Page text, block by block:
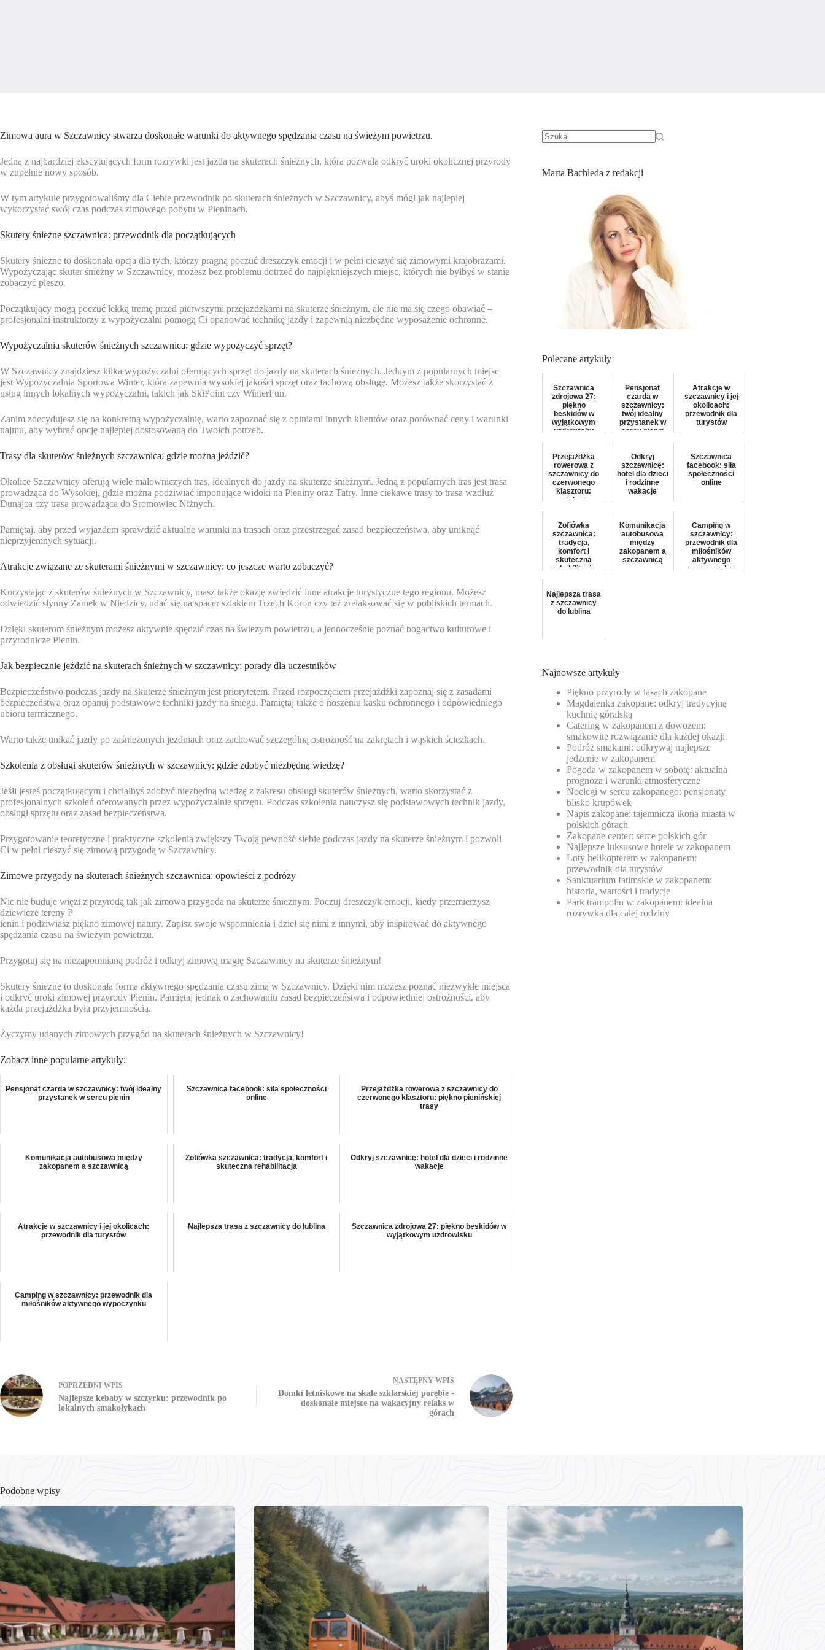
Zimowa aura w Szczawnicy stwarza doskonałe warunki do aktywnego spędzania czasu na świeżym powietrzu.
Jedną z najbardziej ekscytujących form rozrywki jest jazda na skuterach śnieżnych, która pozwala odkryć uroki okolicznej przyrody
w zupełnie nowy sposób.
W tym artykule przygotowaliśmy dla Ciebie przewodnik po skuterach śnieżnych w Szczawnicy, abyś mógł jak najlepiej
wykorzystać swój czas podczas zimowego pobytu w Pieninach.
Skutery śnieżne szczawnica: przewodnik dla początkujących
Skutery śnieżne to doskonała opcja dla tych, którzy pragną poczuć dreszczyk emocji i w pełni cieszyć się zimowymi krajobrazami.
Wypożyczając skuter śnieżny w Szczawnicy, możesz bez problemu dotrzeć do najpiękniejszych miejsc, których nie byłbyś w stanie
zobaczyć pieszo.
Początkujący mogą poczuć lekką tremę przed pierwszymi przejażdżkami na skuterze śnieżnym, ale nie ma się czego obawiać –
profesjonalni instruktorzy z wypożyczalni pomogą Ci opanować technikę jazdy i zapewnią niezbędne wyposażenie ochronne.
Wypożyczalnia skuterów śnieżnych szczawnica: gdzie wypożyczyć sprzęt?
W Szczawnicy znajdziesz kilka wypożyczalni oferujących sprzęt do jazdy na skuterach śnieżnych. Jednym z popularnych miejsc
jest Wypożyczalnia Sportowa Winter, która zapewnia wysokiej jakości sprzęt oraz fachową obsługę. Możesz także skorzystać z
usług innych lokalnych wypożyczalni, takich jak SkiPoint czy WinterFun.
Zanim zdecydujesz się na konkretną wypożyczalnię, warto zapoznać się z opiniami innych klientów oraz porównać ceny i warunki
najmu, aby wybrać opcję najlepiej dostosowaną do Twoich potrzeb.
Trasy dla skuterów śnieżnych szczawnica: gdzie można jeździć?
Okolice Szczawnicy oferują wiele malowniczych tras, idealnych do jazdy na skuterze śnieżnym. Jedną z popularnych tras jest trasa
prowadząca do Wysokiej, gdzie można podziwiać imponujące widoki na Pieniny oraz Tatry. Inne ciekawe trasy to trasa wzdłuż
Dunajca czy trasa prowadząca do Sromowiec Niżnych.
Pamiętaj, aby przed wyjazdem sprawdzić aktualne warunki na trasach oraz przestrzegać zasad bezpieczeństwa, aby uniknąć
nieprzyjemnych sytuacji.
Atrakcje związane ze skuterami śnieżnymi w szczawnicy: co jeszcze warto zobaczyć?
Korzystając z skuterów śnieżnych w Szczawnicy, masz także okazję zwiedzić inne atrakcje turystyczne tego regionu. Możesz
odwiedzić słynny Zamek w Niedzicy, udać się na spacer szlakiem Trzech Koron czy też zrelaksować się w pobliskich termach.
Dzięki skuterom śnieżnym możesz aktywnie spędzić czas na świeżym powietrzu, a jednocześnie poznać bogactwo kulturowe i
przyrodnicze Pienin.
Jak bezpiecznie jeździć na skuterach śnieżnych w szczawnicy: porady dla uczestników
Bezpieczeństwo podczas jazdy na skuterze śnieżnym jest priorytetem. Przed rozpoczęciem przejażdżki zapoznaj się z zasadami
bezpieczeństwa oraz opanuj podstawowe techniki jazdy na śniegu. Pamiętaj także o noszeniu kasku ochronnego i odpowiedniego
ubioru termicznego.
Warto także unikać jazdy po zaśnieżonych jezdniach oraz zachować szczególną ostrożność na zakrętach i wąskich ścieżkach.
Szkolenia z obsługi skuterów śnieżnych w szczawnicy: gdzie zdobyć niezbędną wiedzę?
Jeśli jesteś początkującym i chciałbyś zdobyć niezbędną wiedzę z zakresu obsługi skuterów śnieżnych, warto skorzystać z
profesjonalnych szkoleń oferowanych przez wypożyczalnie sprzętu. Podczas szkolenia nauczysz się podstawowych technik jazdy,
obsługi sprzętu oraz zasad bezpieczeństwa.
Przygotowanie teoretyczne i praktyczne szkolenia zwiększy Twoją pewność siebie podczas jazdy na skuterze śnieżnym i pozwoli
Ci w pełni cieszyć się zimową przygodą w Szczawnicy.
Zimowe przygody na skuterach śnieżnych szczawnica: opowieści z podróży
Nic nie buduje więzi z przyrodą tak jak zimowa przygoda na skuterze śnieżnym. Poczuj dreszczyk emocji, kiedy przemierzysz
dziewicze tereny P
ienin i podziwiasz piękno zimowej natury. Zapisz swoje wspomnienia i dziel się nimi z innymi, aby inspirować do aktywnego
spędzania czasu na świeżym powietrzu.
Przygotuj się na niezapomnianą podróż i odkryj zimową magię Szczawnicy na skuterze śnieżnym!
Skutery śnieżne to doskonała forma aktywnego spędzania czasu zimą w Szczawnicy. Dzięki nim możesz poznać niezwykłe miejsca
i odkryć uroki zimowej przyrody Pienin. Pamiętaj jednak o zachowaniu zasad bezpieczeństwa i odpowiedniej ostrożności, aby
każda przejażdżka była przyjemnością.
Życzymy udanych zimowych przygód na skuterach śnieżnych w Szczawnicy!
Zobacz inne popularne artykuły:
Pensjonat czarda w szczawnicy: twój idealny
przystanek w sercu pienin
Szczawnica facebook: siła społeczności
online
Przejażdżka rowerowa z szczawnicy do
czerwonego klasztoru: piękno pienińskiej
trasy
Komunikacja autobusowa między
zakopanem a szczawnicą
Zofiówka szczawnica: tradycja, komfort i
skuteczna rehabilitacja
Odkryj szczawnicę: hotel dla dzieci i rodzinne
wakacje
Atrakcje w szczawnicy i jej okolicach:
przewodnik dla turystów
Najlepsza trasa z szczawnicy do lublina
Szczawnica zdrojowa 27: piękno beskidów w
wyjątkowym uzdrowisku
Camping w szczawnicy: przewodnik dla
miłośników aktywnego wypoczynku
POPRZEDNI WPIS
Najlepsze kebaby w szczyrku: przewodnik po
lokalnych smakołykach
NASTĘPNY WPIS
Domki letniskowe na skale szklarskiej porębie -
doskonałe miejsce na wakacyjny relaks w
górach
Marta Bachleda z redakcji
Polecane artykuły
Szczawnica
zdrojowa 27:
piękno
beskidów w
wyjątkowym
uzdrowisku
Pensjonat
czarda w
szczawnicy:
twój idealny
przystanek w
sercu pienin
Atrakcje w
szczawnicy i jej
okolicach:
przewodnik dla
turystów
Przejażdżka
rowerowa z
szczawnicy do
czerwonego
klasztoru:
piękno
Odkryj
szczawnicę:
hotel dla dzieci
i rodzinne
wakacje
Szczawnica
facebook: siła
społeczności
online
Zofiówka
szczawnica:
tradycja,
komfort i
skuteczna
rehabilitacja
Komunikacja
autobusowa
między
zakopanem a
szczawnicą
Camping w
szczawnicy:
przewodnik dla
miłośników
aktywnego
wypoczynku
Najlepsza trasa
z szczawnicy
do lublina
Najnowsze artykuły
Piękno przyrody w lasach zakopane
Magdalenka zakopane: odkryj tradycyjną
kuchnię góralską
Catering w zakopanem z dowozem:
smakowite rozwiązanie dla każdej okazji
Podróż smakami: odkrywaj najlepsze
jedzenie w zakopanem
Pogoda w zakopanem w sobotę: aktualna
prognoza i warunki atmosferyczne
Noclegi w sercu zakopanego: pensjonaty
blisko krupówek
Napis zakopane: tajemnicza ikona miasta w
polskich górach
Zakopane center: serce polskich gór
Najlepsze luksusowe hotele w zakopanem
Loty helikopterem w zakopanem:
przewodnik dla turystów
Sanktuarium fatimskie w zakopanem:
historia, wartości i tradycje
Park trampolin w zakopanem: idealna
rozrywka dla całej rodziny
Podobne wpisy